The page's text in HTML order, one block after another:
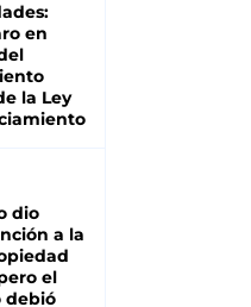
en
la Ley
dio
a la
el
debió